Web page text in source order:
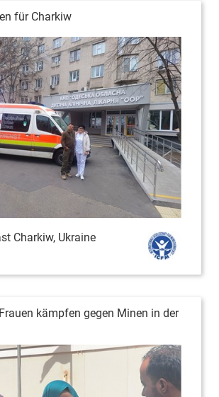
für Charkiw
Charkiw, Ukraine
kämpfen gegen Minen in der